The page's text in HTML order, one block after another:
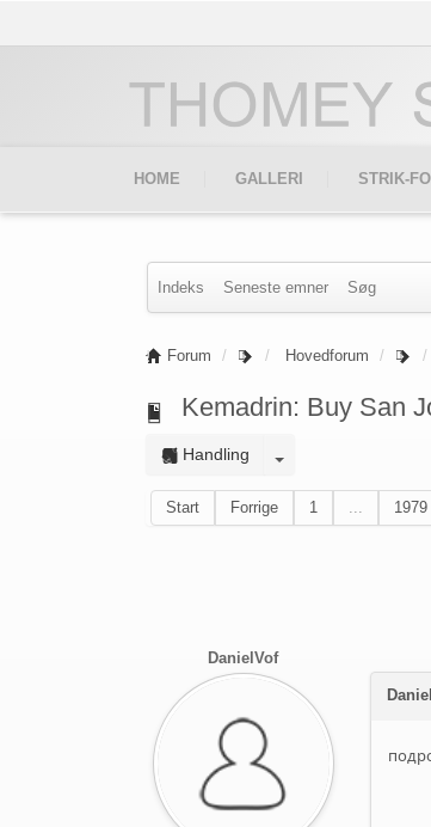
HOME GALLERI STRIK-
Indeks Seneste emner Søg
Forum Hovedforum
Kemadrin: Buy San
Handling
Start Forrige 1 ... 1979
DanielVof